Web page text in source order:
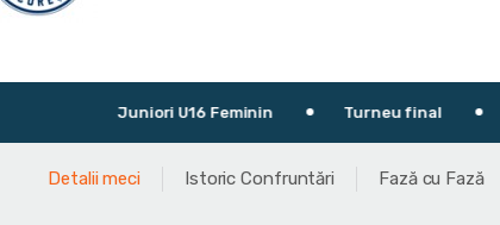
Juniori U16 Feminin Turneu final Etapa 1
Detalii meci Istoric Confruntări Fază cu Fază